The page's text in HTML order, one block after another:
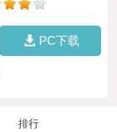
PC下载
排行